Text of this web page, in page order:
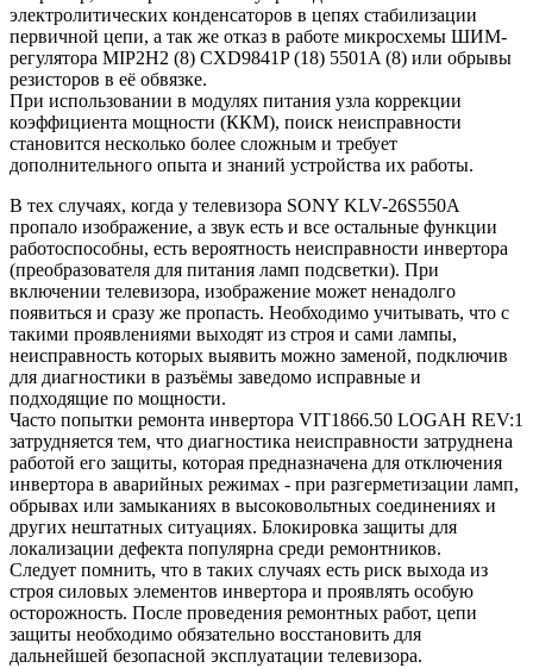
электролитических конденсаторов в цепях стабилизации
первичной цепи, а так же отказ в работе микросхемы ШИМ-
регулятора MIP2H2 (8) CXD9841P (18) 5501A (8) или обрывы
резисторов в её обвязке.
При использовании в модулях питания узла коррекции
коэффициента мощности (ККМ), поиск неисправности
становится несколько более сложным и требует
дополнительного опыта и знаний устройства их работы.
В тех случаях, когда у телевизора SONY KLV-26S550A
пропало изображение, а звук есть и все остальные функции
работоспособны, есть вероятность неисправности инвертора
(преобразователя для питания ламп подсветки). При
включении телевизора, изображение может ненадолго
появиться и сразу же пропасть. Необходимо учитывать, что с
такими проявлениями выходят из строя и сами лампы,
неисправность которых выявить можно заменой, подключив
для диагностики в разъёмы заведомо исправные и
подходящие по мощности.
Часто попытки ремонта инвертора VIT1866.50 LOGAH REV:1
затрудняется тем, что диагностика неисправности затруднена
работой его защиты, которая предназначена для отключения
инвертора в аварийных режимах - при разгерметизации ламп,
обрывах или замыканиях в высоковольтных соединениях и
других нештатных ситуациях. Блокировка защиты для
локализации дефекта популярна среди ремонтников.
Следует помнить, что в таких случаях есть риск выхода из
строя силовых элементов инвертора и проявлять особую
осторожность. После проведения ремонтных работ, цепи
защиты необходимо обязательно восстановить для
дальнейшей безопасной эксплуатации телевизора.